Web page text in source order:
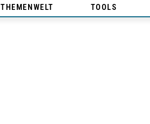
THEMENWELT TOOLS